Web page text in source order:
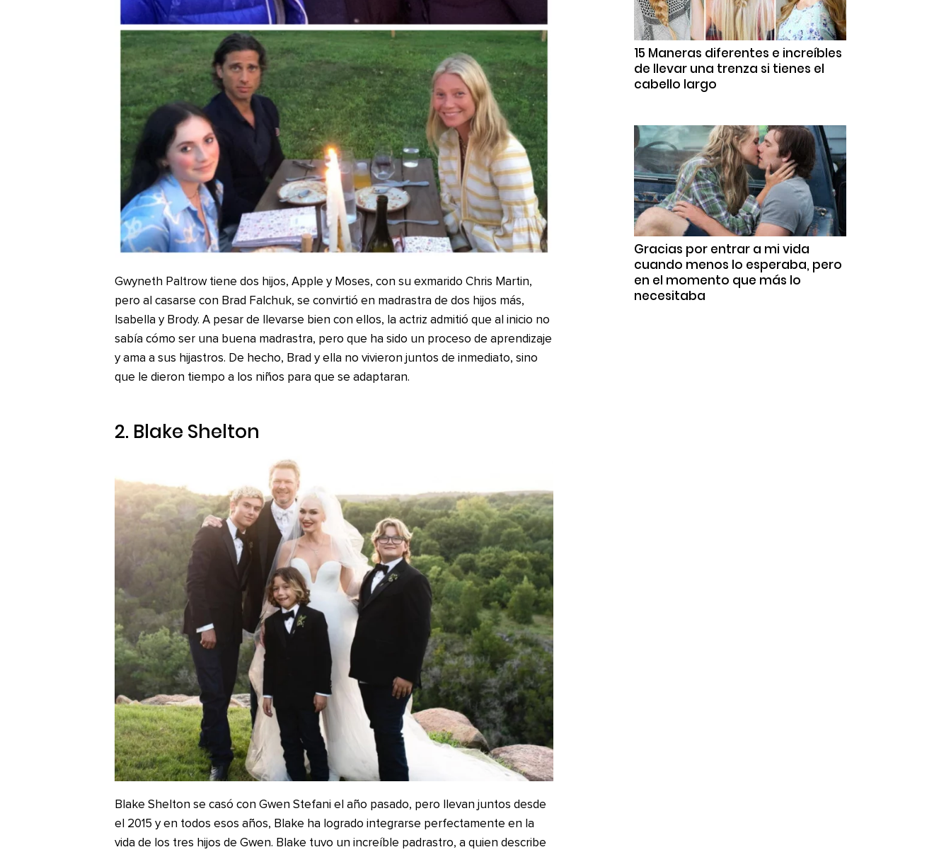
Gwyneth Paltrow tiene dos hijos, Apple y Moses, con su exmarido Chris Martin,
pero al casarse con Brad Falchuk, se convirtió en madrastra de dos hijos más,
Isabella y Brody. A pesar de llevarse bien con ellos, la actriz admitió que al inicio no
sabía cómo ser una buena madrastra, pero que ha sido un proceso de aprendizaje
y ama a sus hijastros. De hecho, Brad y ella no vivieron juntos de inmediato, sino
que le dieron tiempo a los niños para que se adaptaran.
2. Blake Shelton
Blake Shelton se casó con Gwen Stefani el año pasado, pero llevan juntos desde
el 2015 y en todos esos años, Blake ha logrado integrarse perfectamente en la
vida de los tres hijos de Gwen. Blake tuvo un increíble padrastro, a quien describe
15 Maneras diferentes e increíbles
de llevar una trenza si tienes el
cabello largo
Gracias por entrar a mi vida
cuando menos lo esperaba, pero
en el momento que más lo
necesitaba